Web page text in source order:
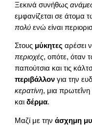
Ξεκινά συνήθως
εμφανίζεται σε άτομα
πολύ ενώ είναι
Στους μύκητες αρέσει
περιοχές, οπότε, όταν
παπούτσια και τις
περιβάλλον για την
κερατίνη, μια πρωτεΐνη
καιδέρμα.
Μαζί με τηνάσχημη